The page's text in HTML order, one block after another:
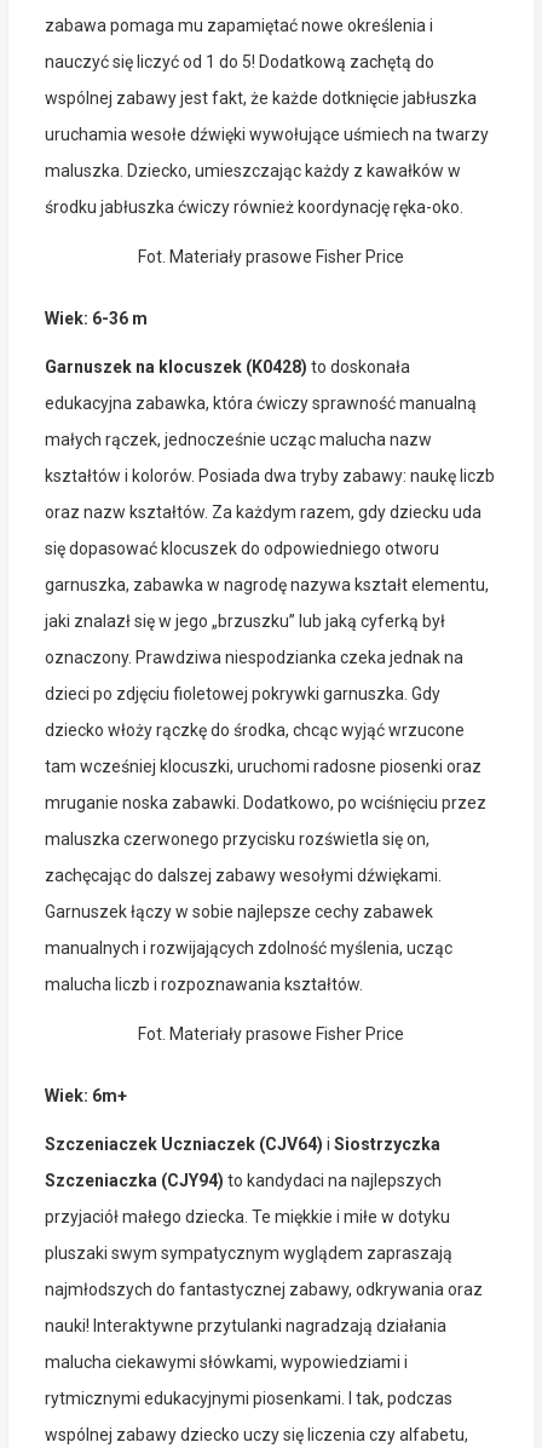
zabawa pomaga mu zapamiętać nowe określenia i
nauczyć się liczyć od 1 do 5! Dodatkową zachętą do
wspólnej zabawy jest fakt, że każde dotknięcie jabłuszka
uruchamia wesołe dźwięki wywołujące uśmiech na twarzy
maluszka. Dziecko, umieszczając każdy z kawałków w
środku jabłuszka ćwiczy również koordynację ręka-oko.
Fot. Materiały prasowe Fisher Price
Wiek: 6-36 m
Garnuszek na klocuszek (K0428) to doskonała
edukacyjna zabawka, która ćwiczy sprawność manualną
małych rączek, jednocześnie ucząc malucha nazw
kształtów i kolorów. Posiada dwa tryby zabawy: naukę liczb
oraz nazw kształtów. Za każdym razem, gdy dziecku uda
się dopasować klocuszek do odpowiedniego otworu
garnuszka, zabawka w nagrodę nazywa kształt elementu,
jaki znalazł się w jego „brzuszku” lub jaką cyferką był
oznaczony. Prawdziwa niespodzianka czeka jednak na
dzieci po zdjęciu fioletowej pokrywki garnuszka. Gdy
dziecko włoży rączkę do środka, chcąc wyjąć wrzucone
tam wcześniej klocuszki, uruchomi radosne piosenki oraz
mruganie noska zabawki. Dodatkowo, po wciśnięciu przez
maluszka czerwonego przycisku rozświetla się on,
zachęcając do dalszej zabawy wesołymi dźwiękami.
Garnuszek łączy w sobie najlepsze cechy zabawek
manualnych i rozwijających zdolność myślenia, ucząc
malucha liczb i rozpoznawania kształtów.
Fot. Materiały prasowe Fisher Price
Wiek: 6m+
Szczeniaczek Uczniaczek (CJV64) i Siostrzyczka
Szczeniaczka (CJY94) to kandydaci na najlepszych
przyjaciół małego dziecka. Te miękkie i miłe w dotyku
pluszaki swym sympatycznym wyglądem zapraszają
najmłodszych do fantastycznej zabawy, odkrywania oraz
nauki! Interaktywne przytulanki nagradzają działania
malucha ciekawymi słówkami, wypowiedziami i
rytmicznymi edukacyjnymi piosenkami. I tak, podczas
wspólnej zabawy dziecko uczy się liczenia czy alfabetu,